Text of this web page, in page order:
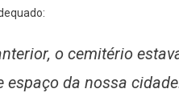
o cemitério
espaço da nossa